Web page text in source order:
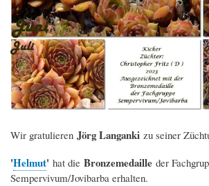
Wir gratulieren Jörg Langanki zu seiner
'Helmut' hat die Bronzemedaille der
Sempervivum/Jovibarba erhalten.